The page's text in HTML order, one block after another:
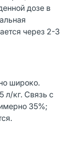
дозе в
через 2-3
широко.
л/кг. Связь с
35%;